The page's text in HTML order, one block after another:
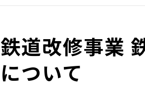
道改修事業
ついて